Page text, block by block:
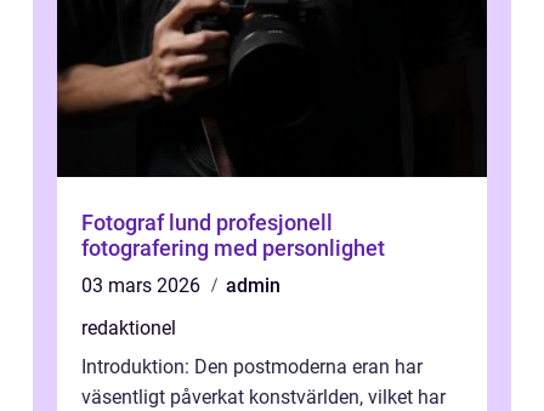
Fotograf lund profesjonell
fotografering med personlighet
03 mars 2026
admin
redaktionel
Introduktion: Den postmoderna eran har
väsentligt påverkat konstvärlden, vilket har